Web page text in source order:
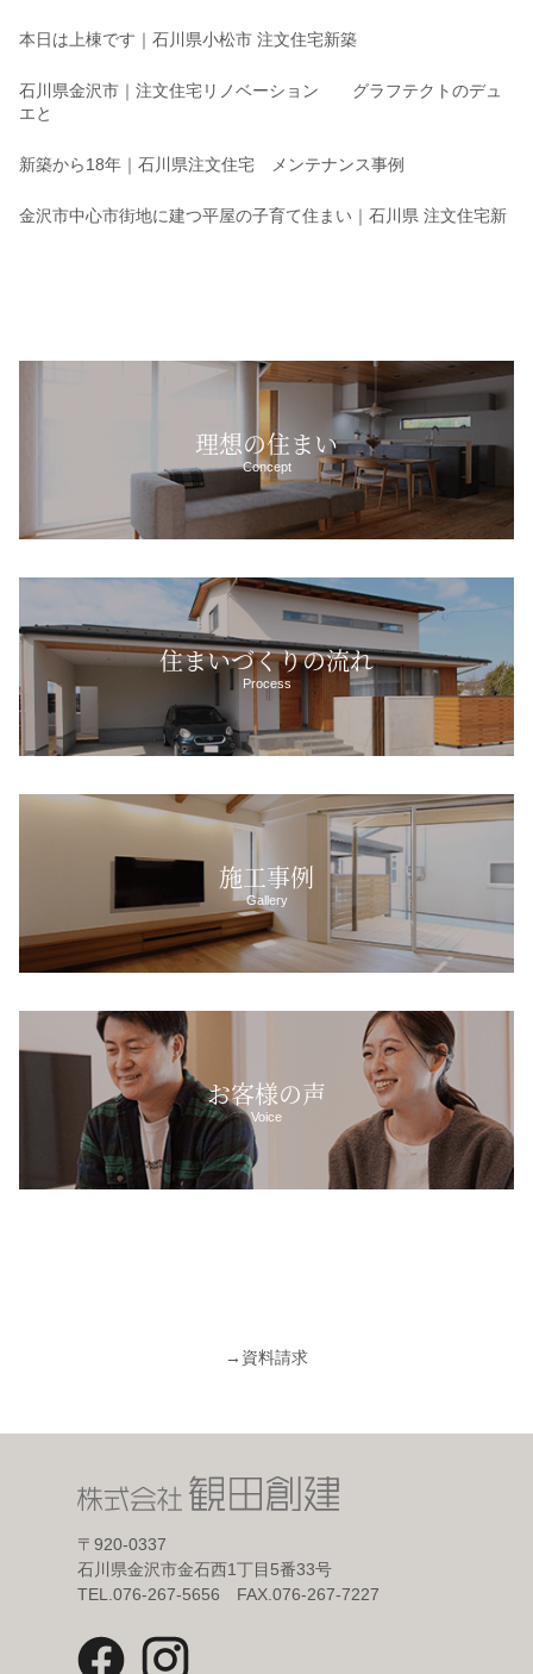
本日は上棟です｜石川県小松市 注文住宅新築
石川県金沢市｜注文住宅リノベーション グラフテクトのデュ
エと
新築から18年｜石川県注文住宅 メンテナンス事例
金沢市中心市街地に建つ平屋の子育て住まい｜石川県 注文住宅新
理想の住まい
Concept
住まいづくりの流れ
Process
施工事例
Gallery
お客様の声
Voice
→ 資料請求
〒920-0337
石川県金沢市金石西1丁目5番33号
TEL.076-267-5656 FAX.076-267-7227